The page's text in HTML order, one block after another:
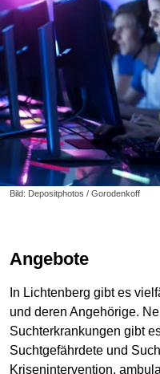
Bild: Depositphotos / Gorodenkoff
Angebote
In Lichtenberg gibt es
und deren Angehörige.
Suchterkrankungen gibt
Suchtgefährdete und
Krisenintervention,